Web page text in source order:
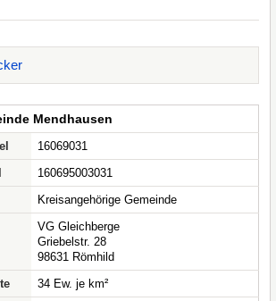
Mendhausen
16069031
160695003031
Kreisangehörige Gemeinde
VG Gleichberge
Griebelstr. 28
98631 Römhild
34 Ew. je km²